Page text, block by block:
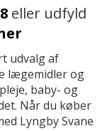
eller udfyld
udvalg af
lægemidler og
baby- og
Når du køber
Lyngby Svane